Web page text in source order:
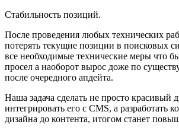
Стабильность позиций.
После проведения любых технических
потерять текущие позиции в поисковых
все необходимые технические меры что
просел а наоборот вырос доже по
после очередного апдейта.
Наша задача сделать не просто красивый
интегрировать его с CMS, а разработать
дизайна до контента, итогом станет